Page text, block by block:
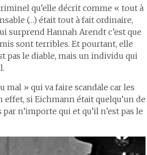
qu’elle décrit comme « tout à
(…) était tout à fait ordinaire,
surprend Hannah Arendt c’est que
sont terribles. Et pourtant, elle
pas le diable, mais un individu qui
mal » qui va faire scandale car les
si Eichmann était quelqu’un de
n’importe qui et qu’il n’est pas le